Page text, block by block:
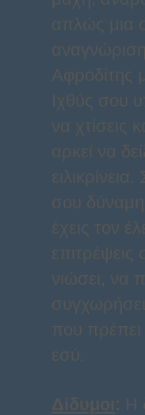
απλώς μια
Αφροδίτης
Ιχθύς σου
να χτίσεις
αρκεί να
σου δύναμη
έχεις τον
νιώσει, να
που πρέπει
εσύ.
Δίδυμοι: Η